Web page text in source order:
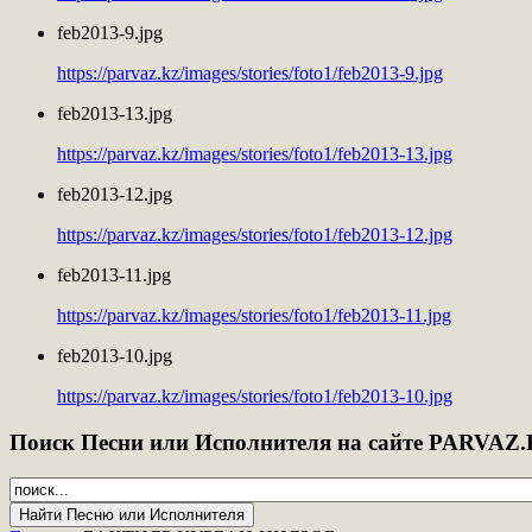
feb2013-9.jpg
https://parvaz.kz/images/stories/foto1/feb2013-9.jpg
feb2013-13.jpg
https://parvaz.kz/images/stories/foto1/feb2013-13.jpg
feb2013-12.jpg
https://parvaz.kz/images/stories/foto1/feb2013-12.jpg
feb2013-11.jpg
https://parvaz.kz/images/stories/foto1/feb2013-11.jpg
feb2013-10.jpg
https://parvaz.kz/images/stories/foto1/feb2013-10.jpg
Поиск Песни или Исполнителя на сайте